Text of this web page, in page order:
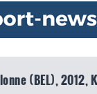
(BEL), 2012,